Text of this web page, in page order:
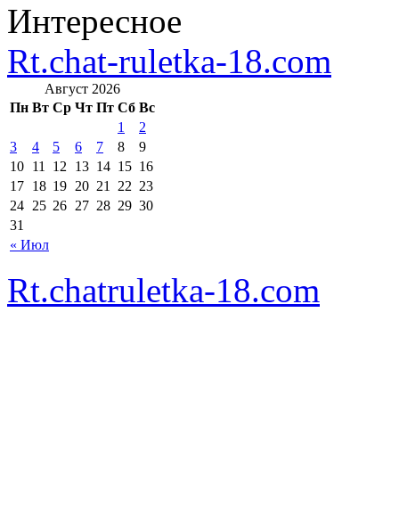
Интересное
Rt.chat-ruletka-18.com
Август 2026
Пн Вт Ср Чт Пт Сб Вс
« Июл
1
2
3
4 5 6 7 8
9
10 11 12 13 14 15 16
17 18 19 20 21 22 23
24 25 26 27 28 29 30
31
Rt.chatruletka-18.com